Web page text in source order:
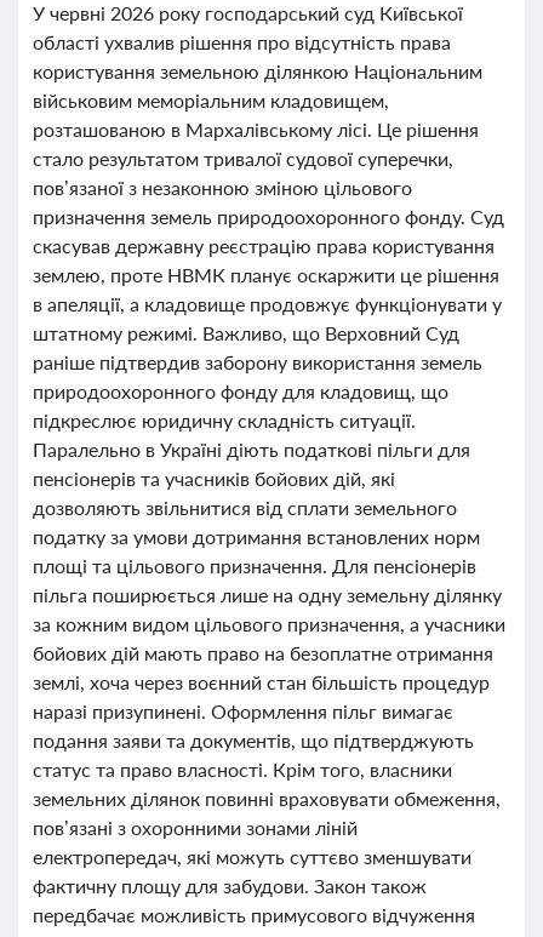
У червні 2026 року господарський суд Київської
області ухвалив рішення про відсутність права
користування земельною ділянкою Національним
військовим меморіальним кладовищем,
розташованою в Мархалівському лісі. Це рішення
стало результатом тривалої судової суперечки,
пов’язаної з незаконною зміною цільового
призначення земель природоохоронного фонду. Суд
скасував державну реєстрацію права користування
землею, проте НВМК планує оскаржити це рішення
в апеляції, а кладовище продовжує функціонувати у
штатному режимі. Важливо, що Верховний Суд
раніше підтвердив заборону використання земель
природоохоронного фонду для кладовищ, що
підкреслює юридичну складність ситуації.
Паралельно в Україні діють податкові пільги для
пенсіонерів та учасників бойових дій, які
дозволяють звільнитися від сплати земельного
податку за умови дотримання встановлених норм
площі та цільового призначення. Для пенсіонерів
пільга поширюється лише на одну земельну ділянку
за кожним видом цільового призначення, а учасники
бойових дій мають право на безоплатне отримання
землі, хоча через воєнний стан більшість процедур
наразі призупинені. Оформлення пільг вимагає
подання заяви та документів, що підтверджують
статус та право власності. Крім того, власники
земельних ділянок повинні враховувати обмеження,
пов’язані з охоронними зонами ліній
електропередач, які можуть суттєво зменшувати
фактичну площу для забудови. Закон також
передбачає можливість примусового відчуження